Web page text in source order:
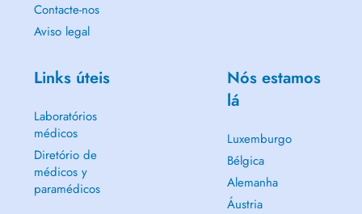
Contacte-nos
Aviso legal
Links úteis
Laboratórios
médicos
Diretório de
médicos y
paramédicos
Nós estamos
lá
Luxemburgo
Bélgica
Alemanha
Áustria